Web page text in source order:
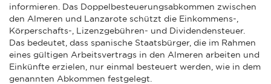
informieren. Das Doppelbesteuerungsabkommen zwischen
den Almeren und Lanzarote schützt die Einkommens-,
Körperschafts-, Lizenzgebühren- und Dividendensteuer.
Das bedeutet, dass spanische Staatsbürger, die im Rahmen
eines gültigen Arbeitsvertrags in den Almeren arbeiten und
Einkünfte erzielen, nur einmal besteuert werden, wie in dem
genannten Abkommen festgelegt.